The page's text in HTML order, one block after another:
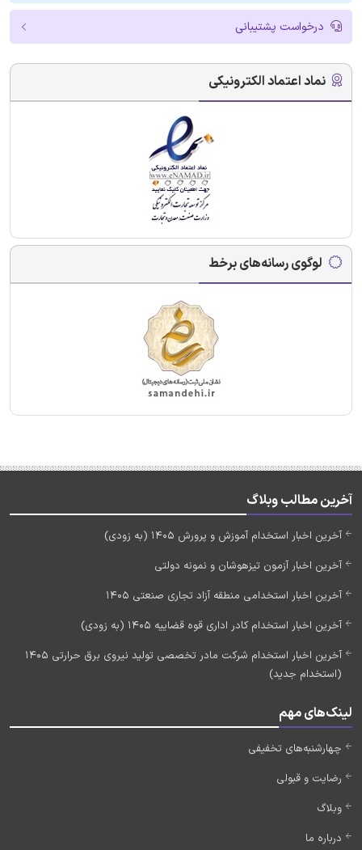
درخواست پشتیبانی
نماد اعتماد الکترونیکی
لوگوی رسانه‌های برخط
آخرین مطالب وبلاگ
آخرین اخبار استخدام آموزش و پرورش 1405 (به زودی)
آخرین اخبار آزمون تیزهوشان و نمونه دولتی
آخرین اخبار استخدامی منطقه آزاد تجاری صنعتی 1405
آخرین اخبار استخدام کادر اداری قوه قضاییه 1405 (به زودی)
آخرین اخبار استخدام شرکت مادر تخصصی تولید نیروی برق حرارتی 1405
(استخدام جدید)
لینک‌های مهم
چهارشنبه‌های تخفیفی
رضایت و قبولی
وبلاگ
درباره ما